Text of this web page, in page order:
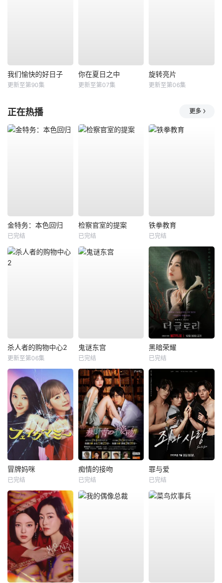
我们愉快的好日子
更新至第90集
你在夏日之中
更新至第07集
旋转亮片
更新至第06集
正在热播 更多
金特务：本色回归
已完结
检察官室的提案
已完结
铁拳教育
已完结
杀人者的购物中心2
更新至第06集
鬼谜东宫
已完结
黑暗荣耀
已完结
冒牌妈咪
已完结
痴情的接吻
已完结
罪与爱
已完结